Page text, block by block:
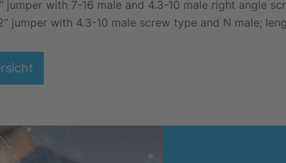
jumper with 7-16 male and 4.3-10 male right angle
jumper with 4.3-10 male screw type and N male;